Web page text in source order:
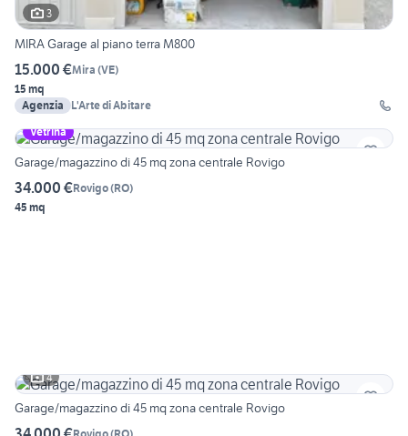
3
MIRA Garage al piano terra M800
15.000 €Mira (VE)
15 mq
Agenzia
L'Arte di Abitare
Vetrina
Garage/magazzino di 45 mq zona centrale Rovigo
34.000 €Rovigo(RO)
45 mq
4
Garage/magazzino di 45 mq zona centrale Rovigo